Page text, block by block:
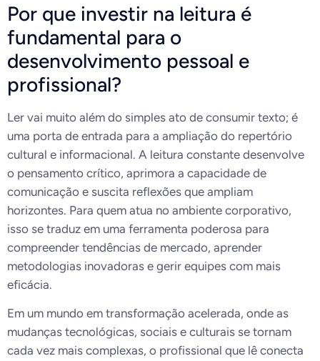
Por que investir na leitura é
fundamental para o
desenvolvimento pessoal e
profissional?
Ler vai muito além do simples ato de consumir texto; é
uma porta de entrada para a ampliação do repertório
cultural e informacional. A leitura constante desenvolve
o pensamento crítico, aprimora a capacidade de
comunicação e suscita reflexões que ampliam
horizontes. Para quem atua no ambiente corporativo,
isso se traduz em uma ferramenta poderosa para
compreender tendências de mercado, aprender
metodologias inovadoras e gerir equipes com mais
eficácia.
Em um mundo em transformação acelerada, onde as
mudanças tecnológicas, sociais e culturais se tornam
cada vez mais complexas, o profissional que lê conecta